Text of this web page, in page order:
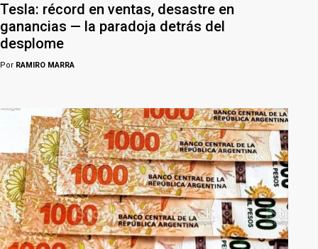
Tesla: récord en ventas, desastre en
ganancias — la paradoja detrás del
desplome
Por RAMIRO MARRA